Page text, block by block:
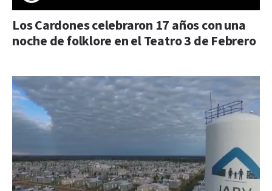
Los Cardones celebraron 17 años con una
noche de folklore en el Teatro 3 de Febrero